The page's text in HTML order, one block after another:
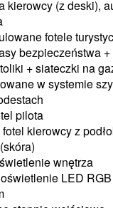
kierowcy (z deski),
fotele
bezpieczeństwa +
+ siateczki na
w systemie
pilota
kierowcy z
wnętrza
LED